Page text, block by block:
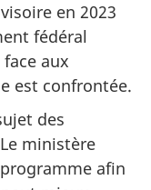
en 2023
fédéral
aux
est confrontée.
des
ministère
afin